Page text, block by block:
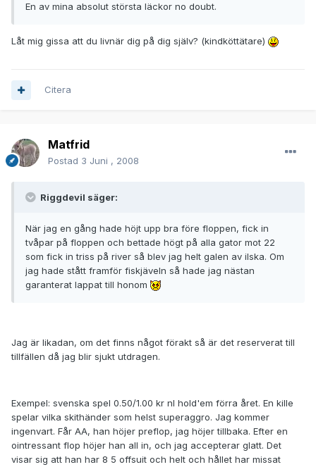
En av mina absolut största läckor no doubt.
Låt mig gissa att du livnär dig på dig själv? (kindköttätare)
Citera
Matfrid
Postad 3 Juni , 2008
Riggdevil säger:
När jag en gång hade höjt upp bra före floppen, fick in
tvåpar på floppen och bettade högt på alla gator mot 22
som fick in triss på river så blev jag helt galen av ilska. Om
jag hade stått framför fiskjäveln så hade jag nästan
garanterat lappat till honom
Jag är likadan, om det finns något förakt så är det reserverat till
tillfällen då jag blir sjukt utdragen.
Exempel: svenska spel 0.50/1.00 kr nl hold'em förra året. En kille
spelar vilka skithänder som helst superaggro. Jag kommer
ingenvart. Får AA, han höjer preflop, jag höjer tillbaka. Efter en
ointressant flop höjer han all in, och jag accepterar glatt. Det
visar sig att han har 8 5 offsuit och helt och hållet har missat